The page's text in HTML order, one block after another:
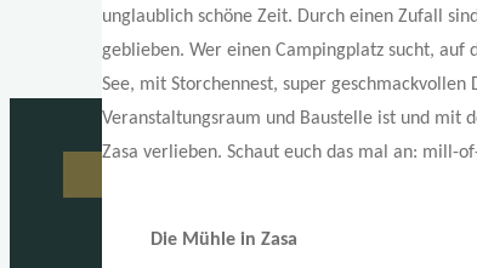
unglaublich schöne Zeit. Durch einen Zufall
geblieben. Wer einen Campingplatz sucht,
See, mit Storchennest, super
Veranstaltungsraum und Baustelle ist und mit
Zasa verlieben. Schaut euch das mal an: mill-
Die Mühle in Zasa